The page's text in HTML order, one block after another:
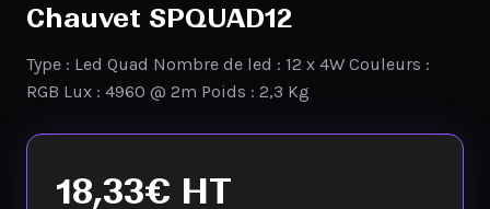
Chauvet SPQUAD12
Type : Led Quad Nombre de led : 12 x 4W Couleurs :
RGB Lux : 4960 @ 2m Poids : 2,3 Kg
18,33€ HT